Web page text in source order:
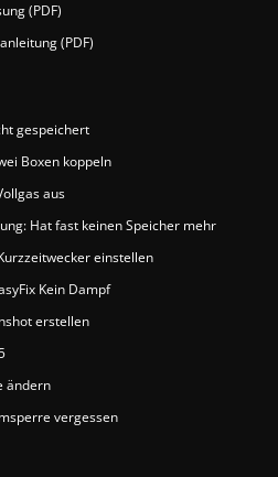
(PDF)
(PDF)
gespeichert
Boxen koppeln
aus
Hat fast keinen Speicher mehr
einstellen
Kein Dampf
erstellen
ändern
vergessen